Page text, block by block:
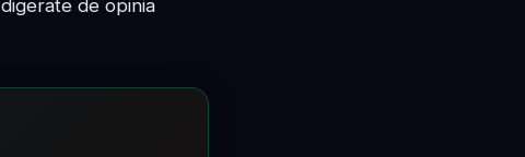
de opinia